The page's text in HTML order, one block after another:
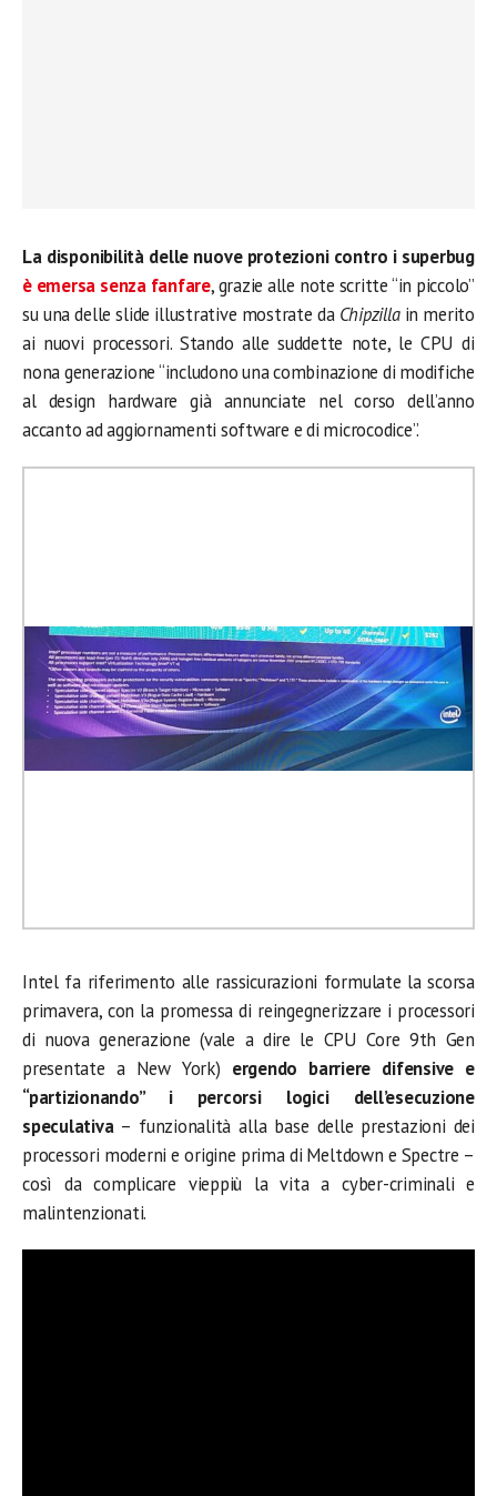
La disponibilità delle nuove protezioni contro i superbug
è emersa senza fanfare, grazie alle note scritte “in piccolo”
su una delle slide illustrative mostrate da Chipzillain merito
ai nuovi processori. Stando alle suddette note, le CPU di
nona generazione “includono una combinazione di modifiche
al design hardware già annunciate nel corso dell’anno
accanto ad aggiornamenti software e di microcodice”.
Intel fa riferimento alle rassicurazioni formulate la scorsa
primavera, con la promessa di reingegnerizzare i processori
di nuova generazione (vale a dire le CPU Core 9th Gen
presentate a New York) ergendo barriere difensive e
“partizionando” i percorsi logici dell’esecuzione
speculativa– funzionalità alla base delle prestazioni dei
processori moderni e origine prima di Meltdown e Spectre –
così da complicare vieppiù la vita a cyber-criminali e
malintenzionati.